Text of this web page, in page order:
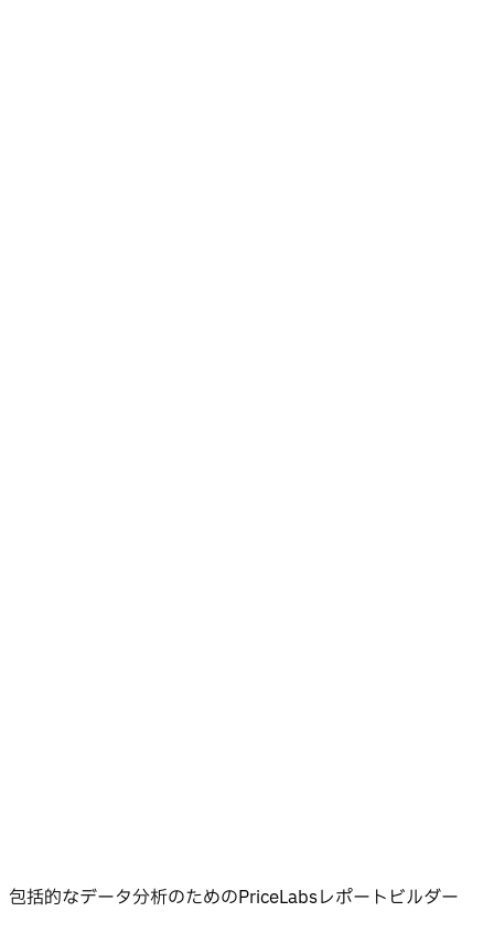
包括的なデータ分析のためのPriceLabsレポートビルダー